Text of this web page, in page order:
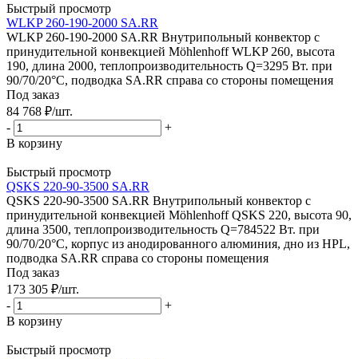
Быстрый просмотр
WLKP 260-190-2000 SA.RR
WLKP 260-190-2000 SA.RR Внутрипольный конвектор с
принудительной конвекцией Möhlenhoff WLKP 260, высота
190, длина 2000, теплопроизводительность Q=3295 Вт. при
90/70/20°C, подводка SA.RR справа со стороны помещения
Под заказ
84 768 ₽/шт.
-
+
В корзину
Быстрый просмотр
QSKS 220-90-3500 SA.RR
QSKS 220-90-3500 SA.RR Внутрипольный конвектор с
принудительной конвекцией Möhlenhoff QSKS 220, высота 90,
длина 3500, теплопроизводительность Q=784522 Вт. при
90/70/20°C, корпус из анодированного алюминия, дно из HPL,
подводка SA.RR справа со стороны помещения
Под заказ
173 305 ₽/шт.
-
+
В корзину
Быстрый просмотр